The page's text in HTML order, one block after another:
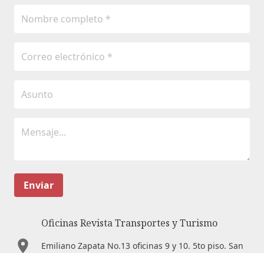
Enviar
Oficinas Revista Transportes y Turismo
Emiliano Zapata No.13 oficinas 9 y 10. 5to piso. San